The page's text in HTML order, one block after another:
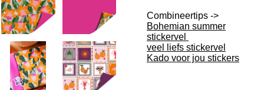
Combineertips ->
Bohemian summer
stickervel
veel liefs stickervel
Kado voor jou stickers